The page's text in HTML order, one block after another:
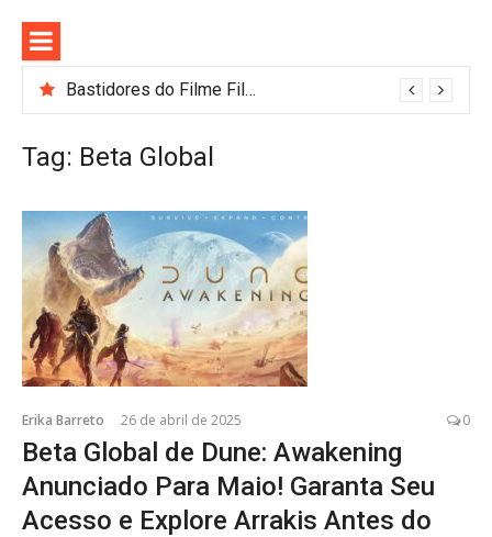
para
conteúdo
Bastidores do Filme Filhos de Sangue e Osso Revelam a Magia de Orïsha
Tag: Beta Global
Erika Barreto 26 de abril de 2025 0
Beta Global de Dune: Awakening
Anunciado Para Maio! Garanta Seu
Acesso e Explore Arrakis Antes do